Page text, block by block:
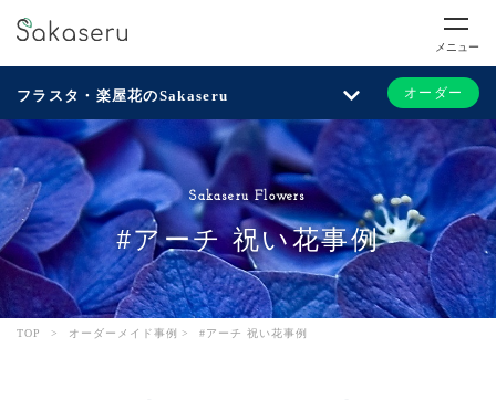
メニュー
フラスタ・楽屋花のSakaseru オーダー
Sakaseru Flowers
#アーチ 祝い花事例
TOP > オーダーメイド事例 > #アーチ 祝い花事例